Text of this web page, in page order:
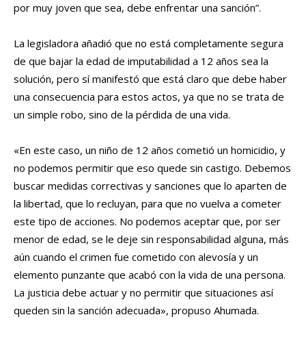
por muy joven que sea, debe enfrentar una sanción”.
La legisladora añadió que no está completamente segura
de que bajar la edad de imputabilidad a 12 años sea la
solución, pero sí manifestó que está claro que debe haber
una consecuencia para estos actos, ya que no se trata de
un simple robo, sino de la pérdida de una vida.
«En este caso, un niño de 12 años cometió un homicidio, y
no podemos permitir que eso quede sin castigo. Debemos
buscar medidas correctivas y sanciones que lo aparten de
la libertad, que lo recluyan, para que no vuelva a cometer
este tipo de acciones. No podemos aceptar que, por ser
menor de edad, se le deje sin responsabilidad alguna, más
aún cuando el crimen fue cometido con alevosía y un
elemento punzante que acabó con la vida de una persona.
La justicia debe actuar y no permitir que situaciones así
queden sin la sanción adecuada», propuso Ahumada.